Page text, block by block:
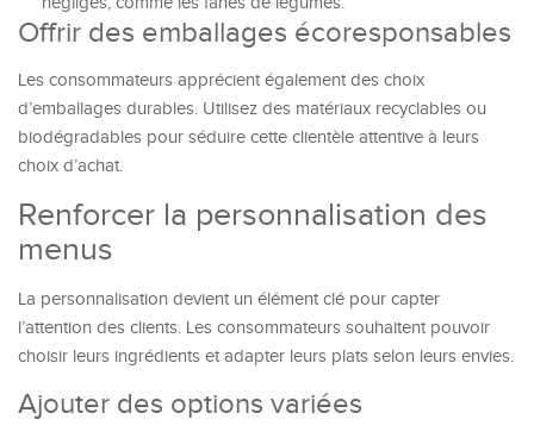
Offrir des emballages écoresponsables
Les consommateurs apprécient également des choix
d’emballages durables. Utilisez des matériaux recyclables ou
biodégradables pour séduire cette clientèle attentive à leurs
choix d’achat.
Renforcer la personnalisation des
menus
La personnalisation devient un élément clé pour capter
l’attention des clients. Les consommateurs souhaitent pouvoir
choisir leurs ingrédients et adapter leurs plats selon leurs envies.
Ajouter des options variées